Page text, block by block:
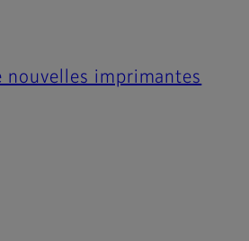
nouvelles imprimantes